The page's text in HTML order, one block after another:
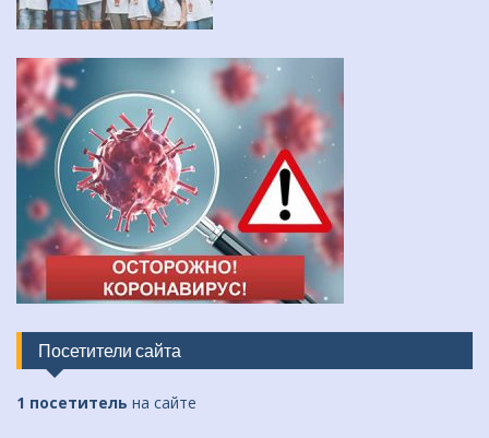
Посетители сайта
1 посетитель на сайте